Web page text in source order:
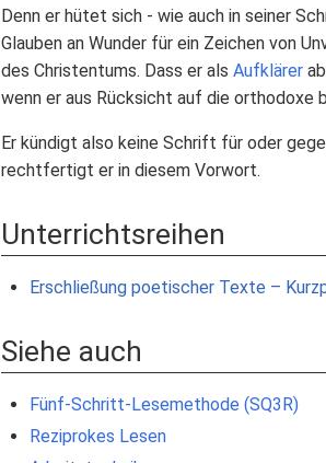
Denn er hütet sich - wie auch in seiner
Glauben an Wunder für ein Zeichen von
des Christentums. Dass er als Aufklärer
wenn er aus Rücksicht auf die orthodoxe
Er kündigt also keine Schrift für oder
rechtfertigt er in diesem Vorwort.
Unterrichtsreihen
Erschließung poetischer Texte –
Siehe auch
Fünf-Schritt-Lesemethode (SQ3R)
Reziprokes Lesen